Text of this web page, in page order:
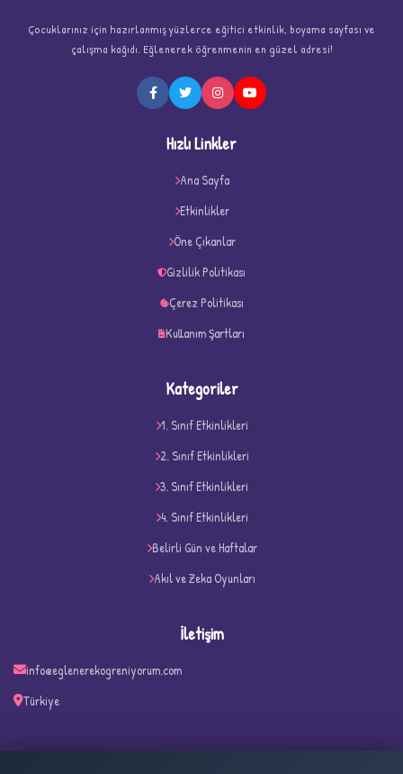
D
Çocuklarınız için hazırlanmış yüzlerce eğitici etkinlik, boyama sayfası ve
çalışma kağıdı. Eğlenerek öğrenmenin en güzel adresi!
Hızlı Linkler
Ana Sayfa
Etkinlikler
Öne Çıkanlar
Gizlilik Politikası
Çerez Politikası
Kullanım Şartları
Kategoriler
1. Sınıf Etkinlikleri
2. Sınıf Etkinlikleri
3. Sınıf Etkinlikleri
4. Sınıf Etkinlikleri
Belirli Gün ve Haftalar
Akıl ve Zeka Oyunları
İletişim
info@eglenerekogreniyorum.com
Türkiye